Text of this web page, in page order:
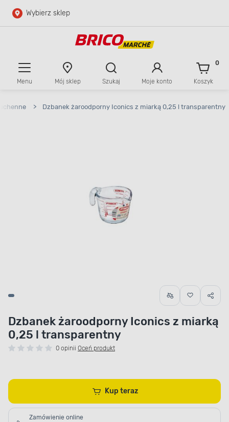
Przejdź do głównej zawartości
Wybierz sklep
Menu Mój sklep Szukaj Moje konto Koszyk
0
> Dzbanek żaroodporny Iconics z miarką 0,25 l transparentny
Dzbanek żaroodporny Iconics z miarką
0,25 l transparentny
0 opinii Oceń produkt
Kup teraz
Zamówienie online